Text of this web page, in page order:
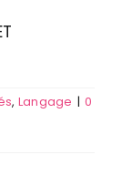
, Langage | 0